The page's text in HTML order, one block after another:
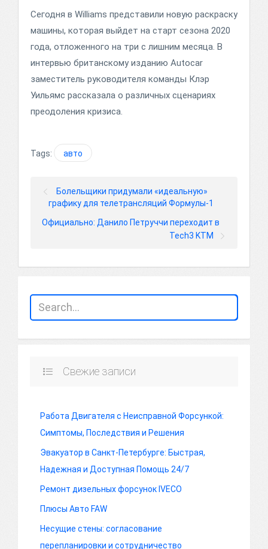
Сегодня в Williams представили новую раскраску
машины, которая выйдет на старт сезона 2020
года, отложенного на три с лишним месяца. В
интервью британскому изданию Autocar
заместитель руководителя команды Клэр
Уильямс рассказала о различных сценариях
преодоления кризиса.
Tags: авто
Болельщики придумали «идеальную»
графику для телетрансляций Формулы-1
Официально: Данило Петруччи переходит в
Tech3 KTM
Свежие записи
Работа Двигателя с Неисправной Форсункой:
Симптомы, Последствия и Решения
Эвакуатор в Санкт-Петербурге: Быстрая,
Надежная и Доступная Помощь 24/7
Ремонт дизельных форсунок IVECO
Плюсы Авто FAW
Несущие стены: согласование
перепланировки и сотрудничество